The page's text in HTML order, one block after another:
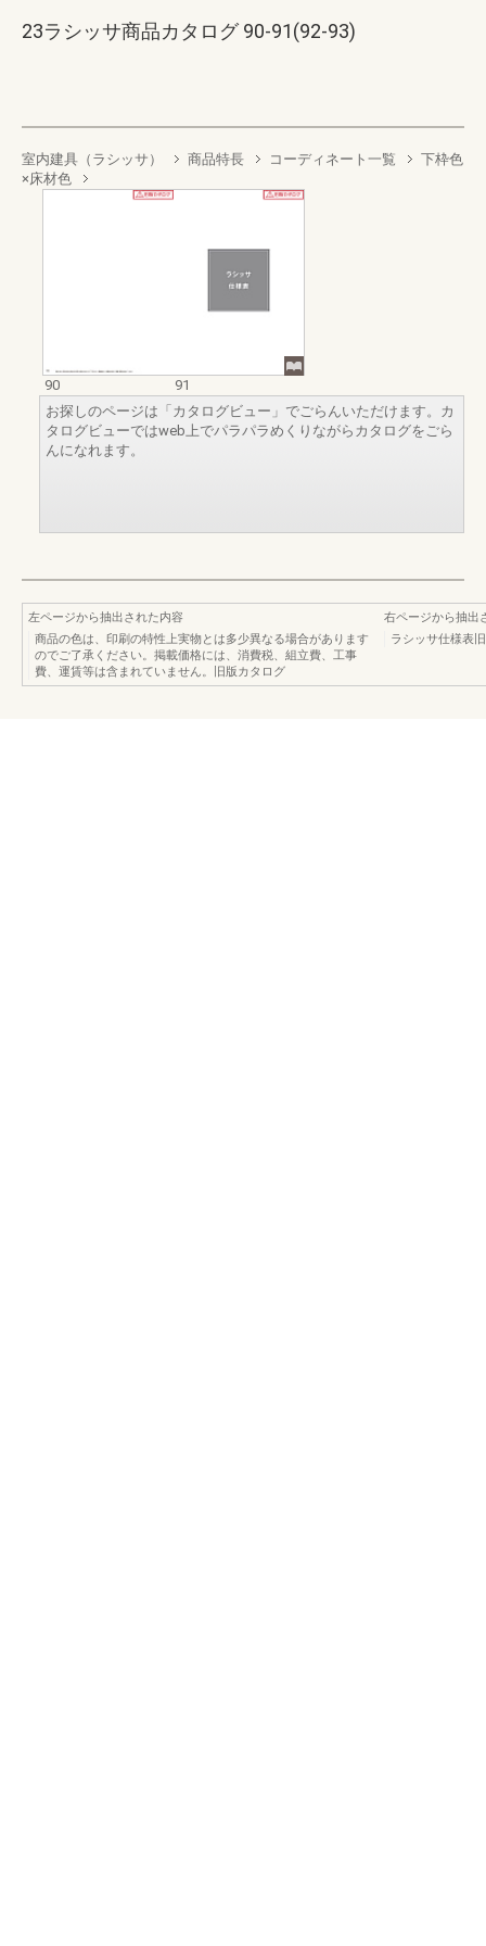
23ラシッサ商品カタログ 90-91(92-93)
室内建具（ラシッサ） 商品特長 コーディネート一覧
下枠色
×床材色
90
91
お探しのページは「カタログビュー」でごらんいただけます。カ
タログビューではweb上でパラパラめくりながらカタログをごら
んになれます。
左ページから抽出された内容
商品の色は、印刷の特性上実物とは多少異なる場合があります
のでご了承ください。掲載価格には、消費税、組立費、工事
費、運賃等は含まれていません。旧版カタログ
右ページから抽出
ラシッサ仕様表